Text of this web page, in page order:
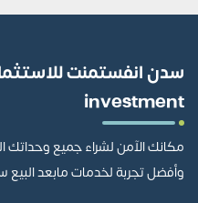
investment
مكانك الآمن لشراء جميع وحداتك
وأفضل تجربة لخدمات مابعد